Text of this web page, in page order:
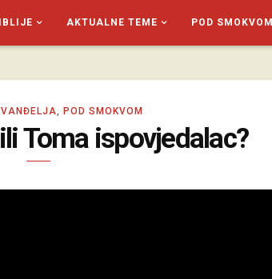
AKTUALNE TEME POD SMOKVOM
, POD SMOKVOM
Toma ispovjedalac?